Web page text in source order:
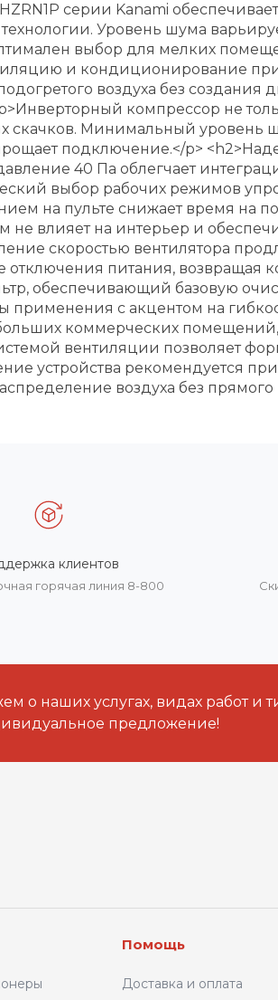
серии Kanami
Уровень шума
выбор для мелких
и кондиционирование
воздуха без создания
компрессор не
скачков. Минимальный уровень
подключение.</p>
40 Па облегчает
выбор рабочих режимов
на пульте снижает время на
не влияет на интерьер и
скоростью вентилятора
отключения питания, возвращая
обеспечивающий базовую
применения с акцентом на
коммерческих помещений,
вентиляции позволяет
устройства рекомендуется
воздуха без
клиентов
горячая линия 8-800
о наших услугах, видах работ и
предложение!
Помощь
Доставка и оплата